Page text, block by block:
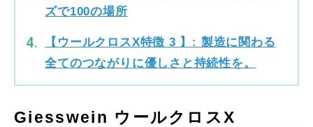
ズで100の場所
【ウールクロスX特徴 3 】: 製造に関わる
全てのつながりに優しさと持続性を。
Giesswein ウールクロスX